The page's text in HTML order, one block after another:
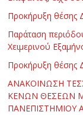
Προκήρυξη θέσης
Παράταση
Χειμερινού
Προκήρυξη θέσης
ΑΝΑΚΟΙΝΩΣΗ
ΚΕΝΩΝ ΘΕΣΕΩΝ
ΠΑΝΕΠΙΣΤΗΜΙΟΥ